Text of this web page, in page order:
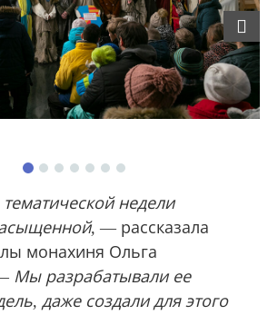
Next
недели
— рассказала
монахиня Ольга
Мы разрабатывали ее
даже создали для этого